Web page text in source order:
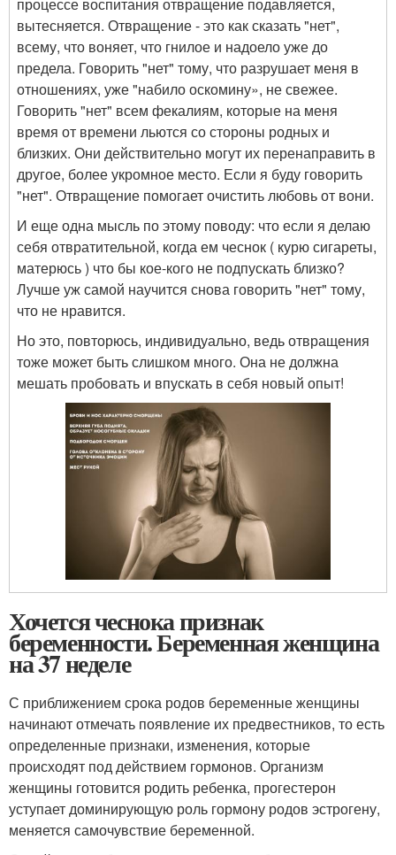
вытесняется. Отвращение - это как сказать "нет",
всему, что воняет, что гнилое и надоело уже до
предела. Говорить "нет" тому, что разрушает меня в
отношениях, уже "набило оскомину», не свежее.
Говорить "нет" всем фекалиям, которые на меня
время от времени льются со стороны родных и
близких. Они действительно могут их перенаправить в
другое, более укромное место. Если я буду говорить
"нет". Отвращение помогает очистить любовь от вони.
И еще одна мысль по этому поводу: что если я делаю
себя отвратительной, когда ем чеснок ( курю сигареты,
матерюсь ) что бы кое-кого не подпускать близко?
Лучше уж самой научится снова говорить "нет" тому,
что не нравится.
Но это, повторюсь, индивидуально, ведь отвращения
тоже может быть слишком много. Она не должна
мешать пробовать и впускать в себя новый опыт!
Хочется чеснока признак
беременности. Беременная женщина
на 37 неделе
С приближением срока родов беременные женщины
начинают отмечать появление их предвестников, то есть
определенные признаки, изменения, которые
происходят под действием гормонов. Организм
женщины готовится родить ребенка, прогестерон
уступает доминирующую роль гормону родов эстрогену,
меняется самочувствие беременной.